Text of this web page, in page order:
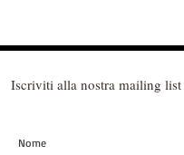
Iscriviti alla nostra mailing list